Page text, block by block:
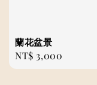
蘭花盆景
Regular
price
NT$ 3,000